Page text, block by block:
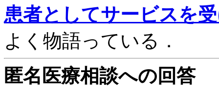
患者としてサービスを
よく物語っている．
匿名医療相談への回答